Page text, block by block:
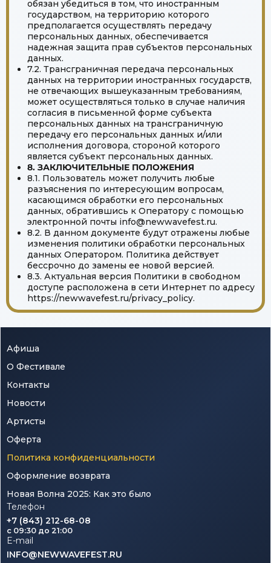
обязан убедиться в том, что иностранным
государством, на территорию которого
предполагается осуществлять передачу
персональных данных, обеспечивается
надежная защита прав субъектов персональных
данных.
7.2. Трансграничная передача персональных
данных на территории иностранных государств,
не отвечающих вышеуказанным требованиям,
может осуществляться только в случае наличия
согласия в письменной форме субъекта
персональных данных на трансграничную
передачу его персональных данных и/или
исполнения договора, стороной которого
является субъект персональных данных.
8. ЗАКЛЮЧИТЕЛЬНЫЕ ПОЛОЖЕНИЯ
8.1. Пользователь может получить любые
разъяснения по интересующим вопросам,
касающимся обработки его персональных
данных, обратившись к Оператору с помощью
электронной почты info@newwavefest.ru.
8.2. В данном документе будут отражены любые
изменения политики обработки персональных
данных Оператором. Политика действует
бессрочно до замены ее новой версией.
8.3. Актуальная версия Политики в свободном
доступе расположена в сети Интернет по адресу
https://newwavefest.ru/privacy_policy.
Афиша
О Фестивале
Контакты
Новости
Артисты
Оферта
Политика конфиденциальности
Оформление возврата
Новая Волна 2025: Как это было
Телефон
+7 (843) 212-68-08
c 09:30 до 21:00
E-mail
INFO@NEWWAVEFEST.RU